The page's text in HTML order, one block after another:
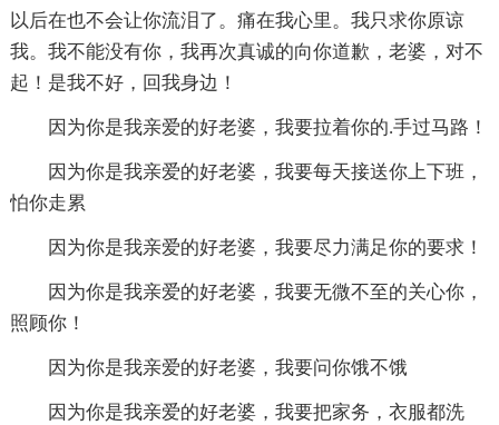
以后在也不会让你流泪了。痛在我心里。我只求你原谅
我。我不能没有你，我再次真诚的向你道歉，老婆，对不
起！是我不好，回我身边！
因为你是我亲爱的好老婆，我要拉着你的.手过马路！
因为你是我亲爱的好老婆，我要每天接送你上下班，
怕你走累
因为你是我亲爱的好老婆，我要尽力满足你的要求！
因为你是我亲爱的好老婆，我要无微不至的关心你，
照顾你！
因为你是我亲爱的好老婆，我要问你饿不饿
因为你是我亲爱的好老婆，我要把家务，衣服都洗